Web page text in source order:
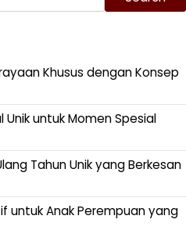
Khusus dengan Konsep
untuk Momen Spesial
Tahun Unik yang Berkesan
untuk Anak Perempuan yang